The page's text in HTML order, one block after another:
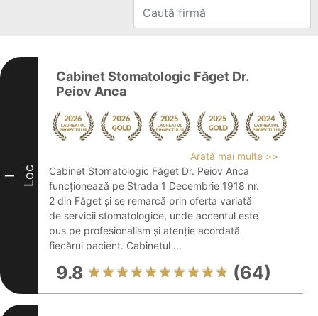
I Loc
Cabinet Stomatologic Făget Dr.
Peiov Anca
Arată mai multe >>
Cabinet Stomatologic Făget Dr. Peiov Anca
funcționează pe Strada 1 Decembrie 1918 nr.
2 din Făget și se remarcă prin oferta variată
de servicii stomatologice, unde accentul este
pus pe profesionalism și atenție acordată
fiecărui pacient. Cabinetul ...
9.8 (64)